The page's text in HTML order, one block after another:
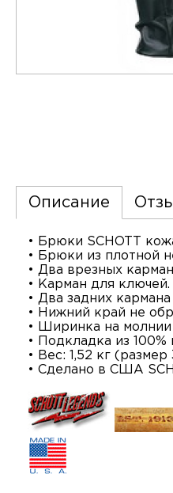
Описание
• Брюки SCHOTT
• Брюки из плотной
• Два врезных
• Карман для ключей.
• Два задних кармана
• Нижний край не
• Ширинка на молнии
• Подкладка из
• Вес: 1,52 кг (размер
• Сделано в США